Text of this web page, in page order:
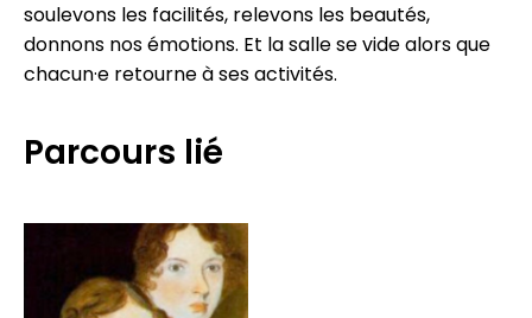
soulevons les facilités, relevons les beautés,
donnons nos émotions. Et la salle se vide alors que
chacun·e retourne à ses activités.
Parcours lié